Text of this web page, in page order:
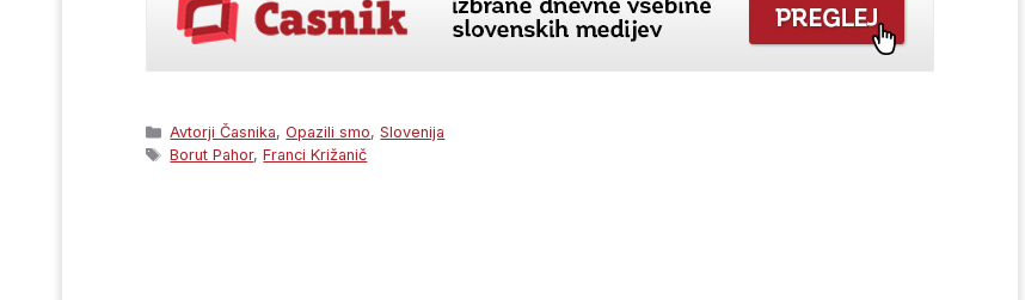
Categories
Avtorji Časnika,Opazili smo,Slovenija
Tags
Borut Pahor,Franci Križanič